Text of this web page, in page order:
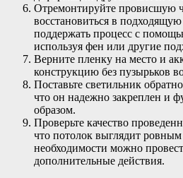
Отремонтируйте провисшую
восстановиться в
поддержать процесс с
используя фен или другие
Верните пленку на место и
конструкцию без пузырьков
Поставьте светильник
что он надежно закреплен и
образом.
Проверьте качество
что потолок выглядит
необходимости можно
дополнительные действия.